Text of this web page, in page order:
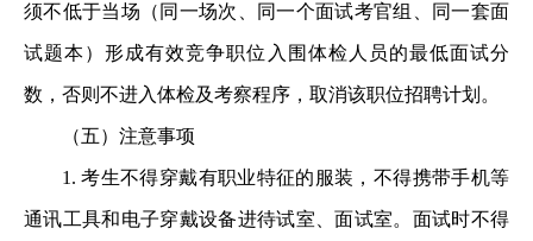
须不低于当场（同一场次、同一个面试考官组、同一套面
试题本）形成有效竞争职位入围体检人员的最低面试分
数，否则不进入体检及考察程序，取消该职位招聘计划。
（五）注意事项
1. 考生不得穿戴有职业特征的服装，不得携带手机等
通讯工具和电子穿戴设备进待试室、面试室。面试时不得